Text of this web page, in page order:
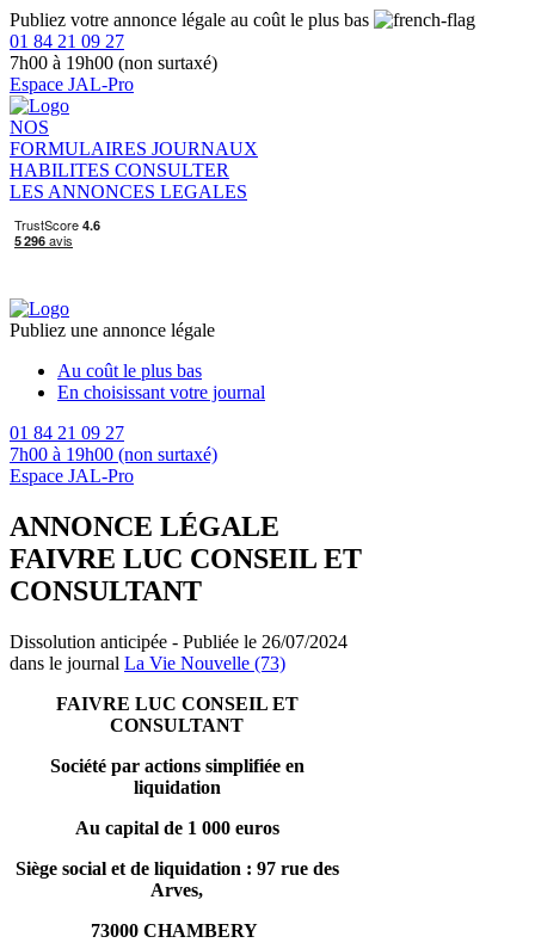
Publiez votre annonce légale au coût le plus bas
01 84 21 09 27
7h00 à 19h00 (non surtaxé)
Espace JAL-Pro
NOS
FORMULAIRES JOURNAUX
HABILITES CONSULTER
LES ANNONCES LEGALES
Publiez une annonce légale
Au coût le plus bas
En choisissant votre journal
01 84 21 09 27
7h00 à 19h00 (non surtaxé)
Espace JAL-Pro
ANNONCE LÉGALE
FAIVRE LUC CONSEIL ET
CONSULTANT
Dissolution anticipée - Publiée le 26/07/2024
dans le journal La Vie Nouvelle (73)
FAIVRE LUC CONSEIL ET
CONSULTANT
Société par actions simplifiée en
liquidation
Au capital de 1 000 euros
Siège social et de liquidation : 97 rue des
Arves,
73000 CHAMBERY